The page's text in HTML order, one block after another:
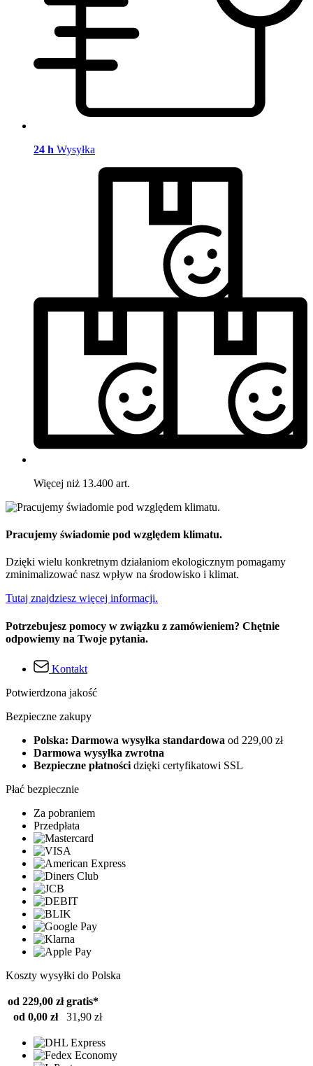
24 h Wysyłka
Więcej niż 13.400 art.
Pracujemy świadomie pod względem klimatu.
Dzięki wielu konkretnym działaniom ekologicznym pomagamy
zminimalizować nasz wpływ na środowisko i klimat.
Tutaj znajdziesz więcej informacji.
Potrzebujesz pomocy w związku z zamówieniem? Chętnie
odpowiemy na Twoje pytania.
Kontakt
Potwierdzona jakość
Bezpieczne zakupy
Polska: Darmowa wysyłka standardowa od 229,00 zł
Darmowa wysyłka zwrotna
Bezpieczne płatności dzięki certyfikatowi SSL
Płać bezpiecznie
Za pobraniem
Przedpłata
Koszty wysyłki do Polska
od 229,00 zł gratis*
od 0,00 zł
31,90 zł